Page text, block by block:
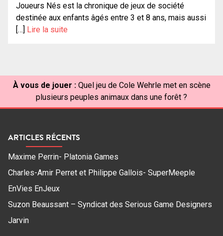
Joueurs Nés est la chronique de jeux de société
destinée aux enfants âgés entre 3 et 8 ans, mais aussi
[…] Lire la suite
À vous de jouer : Quel jeu de Cole Wehrle met en scène
plusieurs peuples animaux dans une forêt ?
ARTICLES RÉCENTS
Maxime Perrin- Platonia Games
Charles-Amir Perret et Philippe Gallois- SuperMeeple
EnVies EnJeux
Suzon Beaussant – Syndicat des Serious Game Designers
Jarvin